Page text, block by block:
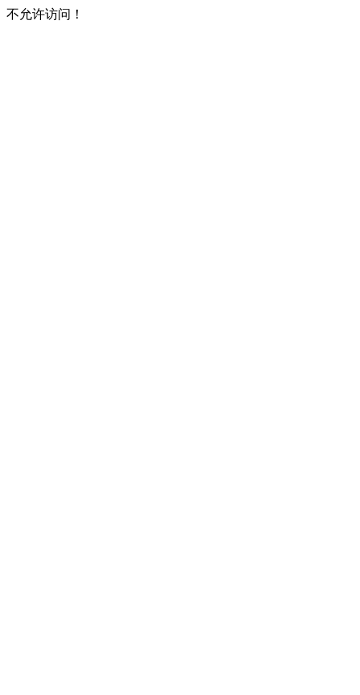
不允许访问！